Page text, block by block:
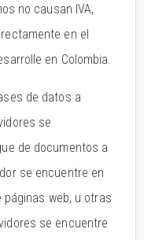
no causan IVA,
en el
en Colombia.
de datos a
se
de documentos a
se encuentre en
web, u otras
se encuentre